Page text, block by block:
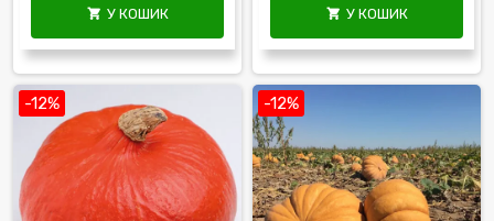
 У КОШИК  У КОШИК
-12% -12%